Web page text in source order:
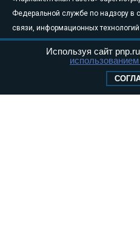
Федеральной службе по надзору в
связи, информационных технологий
массовых коммуникаций
августа 2011 года. 18+
Свидетельство о регистрации Эл
Используя сайт